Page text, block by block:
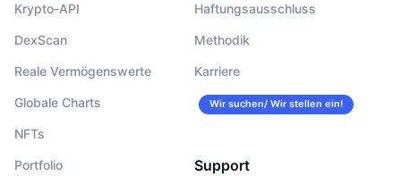
Krypto-API
DexScan
Reale Vermögenswerte
Globale Charts
NFTs
Portfolio
Haftungsausschluss
Methodik
Karriere
Wir suchen/ Wir stellen ein!
Support